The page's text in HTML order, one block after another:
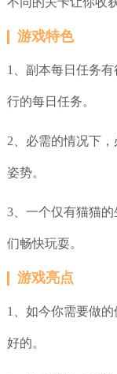
游戏特色
1、副本每日任务
行的每日任务。
2、必需的情况下
姿势。
3、一个仅有猫猫
们畅快玩耍。
游戏亮点
1、如今你需要做
好的。